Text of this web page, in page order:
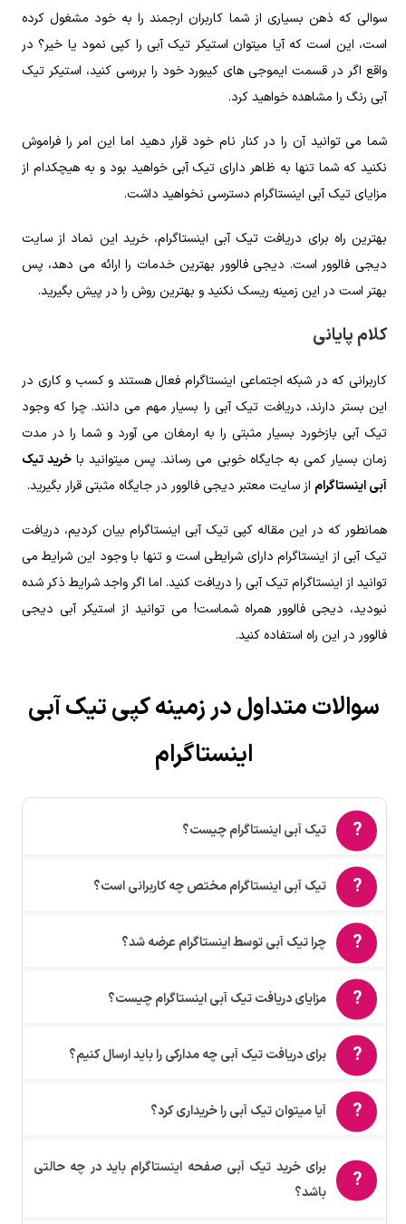
سوالی که ذهن بسیاری از شما کاربران ارجمند را به خود مشغول کرده
است، این است که آیا میتوان استیکر تیک آبی را کپی نمود یا خیر؟ در
واقع اگر در قسمت ایموجی های کیبورد خود را بررسی کنید، استیکر تیک
آبی رنگ را مشاهده خواهید کرد.
شما می توانید آن را در کنار نام خود قرار دهید اما این امر را فراموش
نکنید که شما تنها به ظاهر دارای تیک آبی خواهید بود و به هیچکدام از
مزایای تیک آبی اینستاگرام دسترسی نخواهید داشت.
بهترین راه برای دریافت تیک آبی اینستاگرام، خرید این نماد از سایت
دیجی فالوور است. دیجی فالوور بهترین خدمات را ارائه می دهد، پس
بهتر است در این زمینه ریسک نکنید و بهترین روش را در پیش بگیرید.
کلام پایانی
کاربرانی که در شبکه اجتماعی اینستاگرام فعال هستند و کسب و کاری در
این بستر دارند، دریافت تیک آبی را بسیار مهم می دانند. چرا که وجود
تیک آبی بازخورد بسیار مثبتی را به ارمغان می آورد و شما را در مدت
زمان بسیار کمی به جایگاه خوبی می رساند. پس میتوانید با خرید تیک
آبی اینستاگرام از سایت معتبر دیجی فالوور در جایگاه مثبتی قرار بگیرید.
همانطور که در این مقاله کپی تیک آبی اینستاگرام بیان کردیم، دریافت
تیک آبی از اینستاگرام دارای شرایطی است و تنها با وجود این شرایط می
توانید از اینستاگرام تیک آبی را دریافت کنید. اما اگر واجد شرایط ذکر شده
نبودید، دیجی فالوور همراه شماست! می توانید از استیکر آبی دیجی
فالوور در این راه استفاده کنید.
سوالات متداول در زمینه کپی تیک آبی
اینستاگرام
تیک آبی اینستاگرام چیست؟
تیک آبی اینستاگرام مختص چه کاربرانی است؟
چرا تیک آبی توسط اینستاگرام عرضه شد؟
مزایای دریافت تیک آبی اینستاگرام چیست؟
برای دریافت تیک آبی چه مدارکی را باید ارسال کنیم؟
آیا میتوان تیک آبی را خریداری کرد؟
برای خرید تیک آبی صفحه اینستاگرام باید در چه حالتی
باشد؟